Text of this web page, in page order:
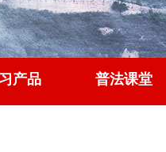
产品 普法课堂